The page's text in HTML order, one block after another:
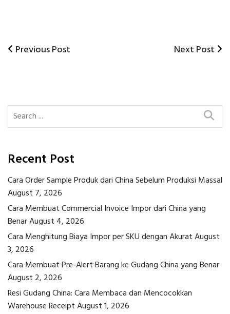
Post
Previous
Previous Post
Next
Next Post
Recent Post
Cara Order Sample Produk dari China Sebelum Produksi Massal
August 7, 2026
Cara Membuat Commercial Invoice Impor dari China yang
BenarAugust 4, 2026
Cara Menghitung Biaya Impor per SKU dengan AkuratAugust
3, 2026
Cara Membuat Pre-Alert Barang ke Gudang China yang Benar
August 2, 2026
Resi Gudang China: Cara Membaca dan Mencocokkan
Warehouse ReceiptAugust 1, 2026